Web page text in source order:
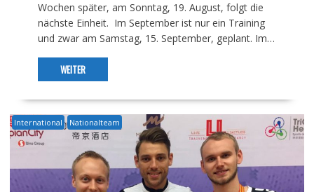
Wochen später, am Sonntag, 19. August, folgt die
nächste Einheit. Im September ist nur ein Training
und zwar am Samstag, 15. September, geplant. Im…
WEITER
International Nationalteam